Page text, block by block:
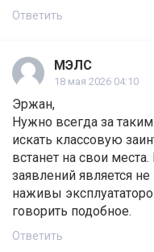
Ответить
МЭЛС
18 мая 2026 04:10
Эржан,
Нужно всегда за
искать классовую
встанет на свои
заявлений является
наживы
говорить подобное.
Ответить